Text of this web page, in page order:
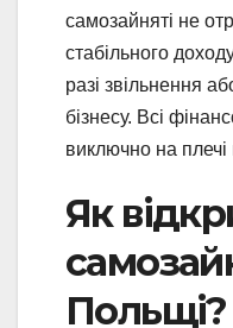
самозайняті не
стабільного
разі звільнення
бізнесу. Всі
виключно на плечі
Як
Польщі?